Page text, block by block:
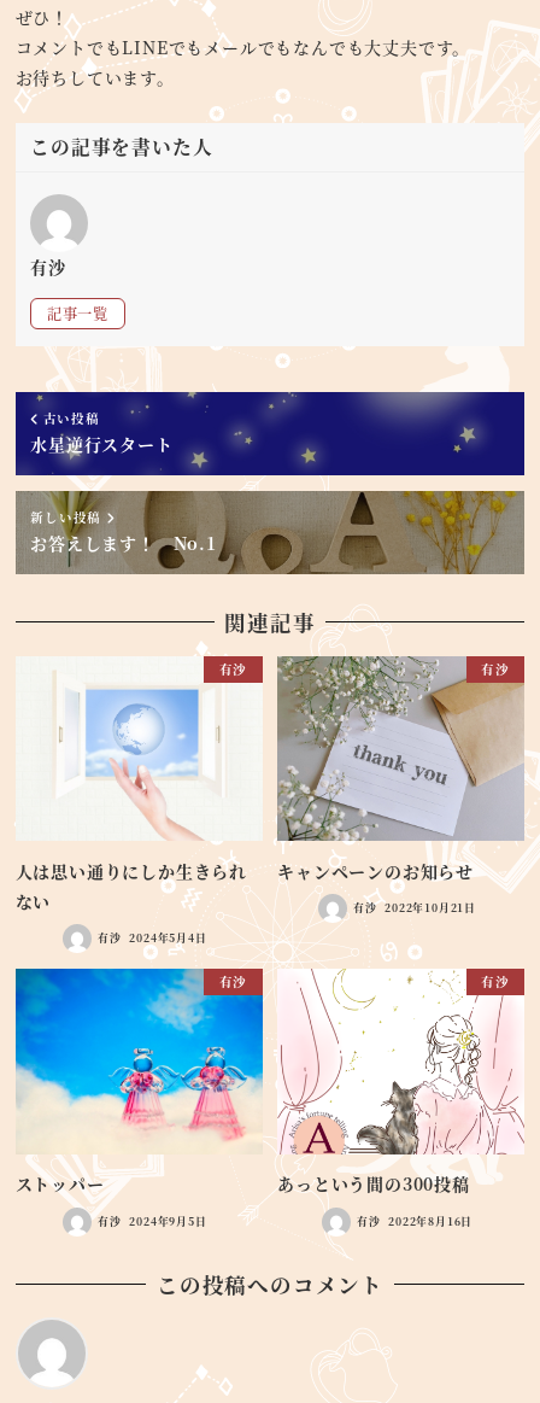
ぜひ！
コメントでもLINEでもメールでもなんでも大丈夫です。
お待ちしています。
この記事を書いた人
有沙
記事一覧
古い投稿
水星逆行スタート
新しい投稿
お答えします！ No.1
関連記事
有沙
人は思い通りにしか生きられ
ない
有沙 2024年5月4日
有沙
キャンペーンのお知らせ
有沙 2022年10月21日
有沙
ストッパー
有沙 2024年9月5日
有沙
あっという間の300投稿
有沙 2022年8月16日
この投稿へのコメント